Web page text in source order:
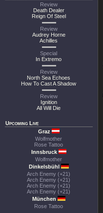
Review
Death Dealer
Reign Of Steel
Review
Audrey Horne
Achilles
Special
In Extremo
Review
North Sea Echoes
How To Cast A Shadow
Review
Ignition
All Will Die
Upcoming Live
Graz
Wolfmother
Rose Tattoo
Innsbruck
Wolfmother
Dinkelsbühl
Arch Enemy (+21)
Arch Enemy (+21)
Arch Enemy (+21)
Arch Enemy (+21)
München
Rose Tattoo